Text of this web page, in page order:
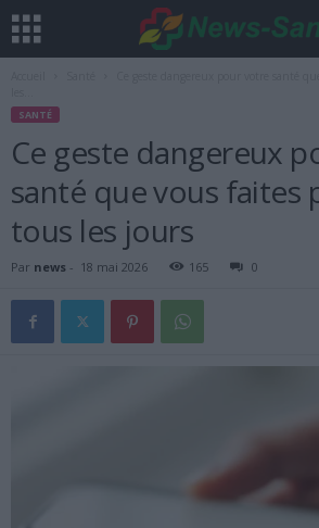
SANTÉ
Ce geste dangereux
santé que vous faites
tous les jours
Par news - 18 mai 2026 165 0